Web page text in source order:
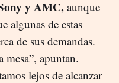
y AMC, aunque
algunas de estas
de sus demandas.
mesa”, apuntan.
lejos de alcanzar